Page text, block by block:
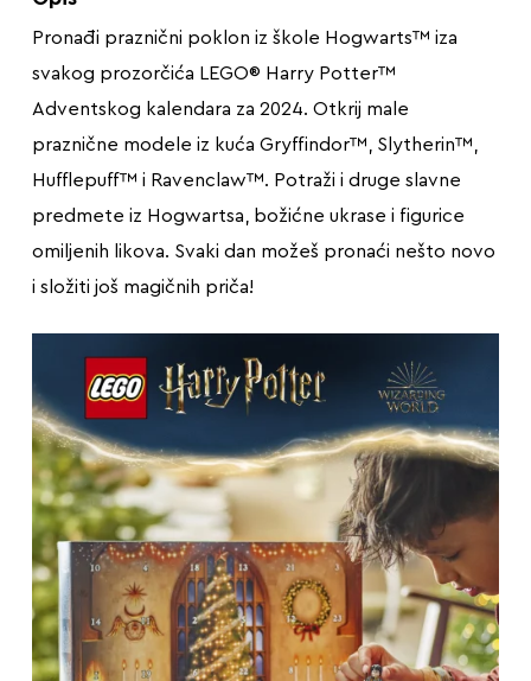
Pronađi praznični poklon iz škole Hogwarts™ iza
svakog prozorčića LEGO® Harry Potter™
Adventskog kalendara za 2024. Otkrij male
praznične modele iz kuća Gryffindor™, Slytherin™,
Hufflepuff™ i Ravenclaw™. Potraži i druge slavne
predmete iz Hogwartsa, božićne ukrase i figurice
omiljenih likova. Svaki dan možeš pronaći nešto novo
i složiti još magičnih priča!